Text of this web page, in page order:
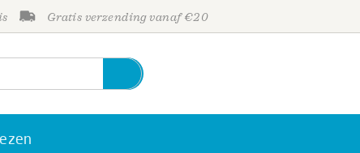
Gratis verzending vanaf €20